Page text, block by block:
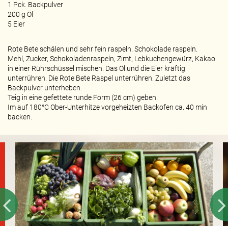
1 Pck. Backpulver
200 g Öl
5 Eier
Rote Bete schälen und sehr fein raspeln. Schokolade raspeln.
Mehl, Zucker, Schokoladenraspeln, Zimt, Lebkuchengewürz, Kakao
in einer Rührschüssel mischen. Das Öl und die Eier kräftig
unterrühren. Die Rote Bete Raspel unterrühren. Zuletzt das
Backpulver unterheben.
Teig in eine gefettete runde Form (26 cm) geben.
Im auf 180°C Ober-Unterhitze vorgeheizten Backofen ca. 40 min
backen.